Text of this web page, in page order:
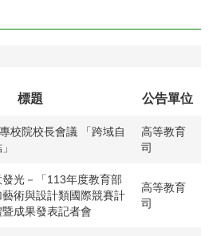
標題 公告單位
校院校長會議 「跨域自
高等教育
司
光－「113年度教育部
術與設計類國際競賽計
成果發表記者會
高等教育
司